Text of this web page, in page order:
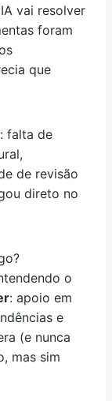
vai resolver
foram
que
falta de
de revisão
direto no
o
: apoio em
e
(e nunca
mas sim